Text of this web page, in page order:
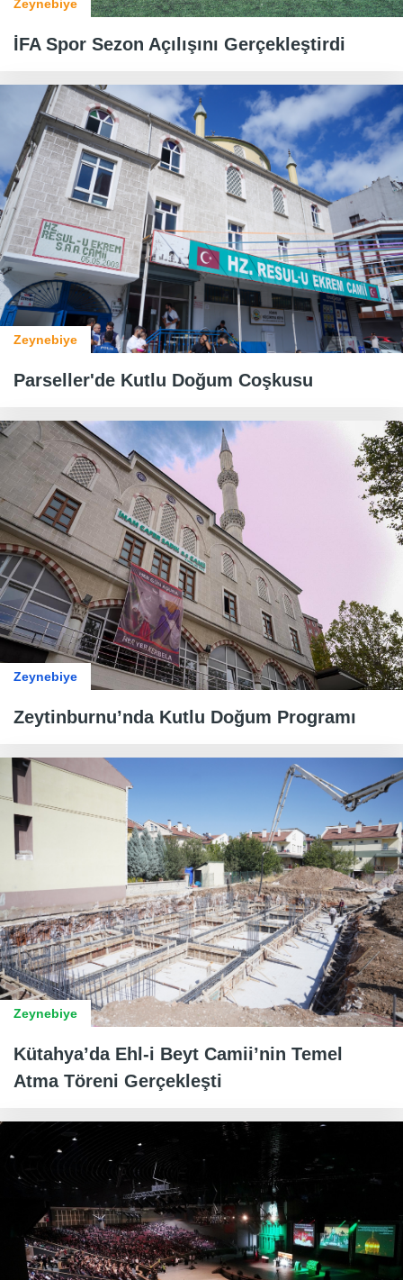
Zeynebiye
İFA Spor Sezon Açılışını Gerçekleştirdi
Zeynebiye
​​​​​​​Parseller'de Kutlu Doğum Coşkusu
Zeynebiye
Zeytinburnu’nda Kutlu Doğum Programı
Zeynebiye
Kütahya’da Ehl-i Beyt Camii’nin Temel
Atma Töreni Gerçekleşti